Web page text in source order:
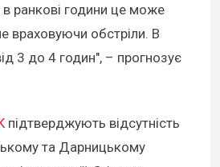
в ранкові години це може
враховуючи обстріли. В
3 до 4 годин", – прогнозує
підтверджують відсутність
та Дарницькому